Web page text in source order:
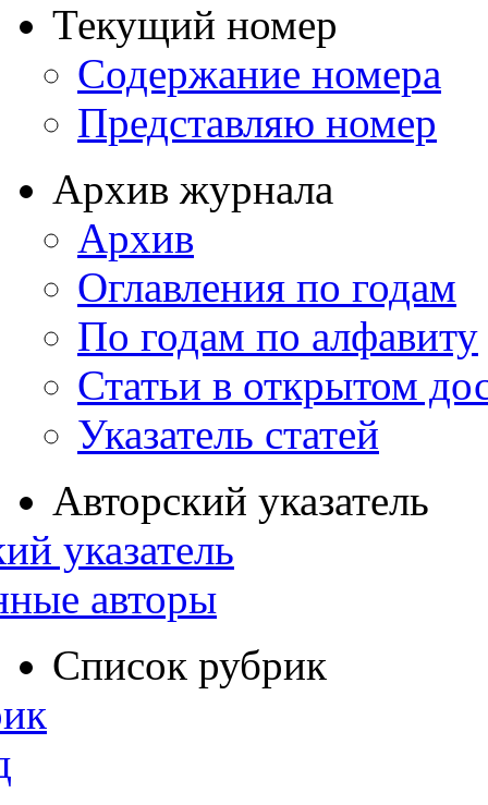
Текущий номер
Содержание номера
Представляю номер
Архив журнала
Архив
Оглавления по годам
По годам по алфавиту
Статьи в открытом
Указатель статей
Авторский указатель
указатель
авторы
Список рубрик